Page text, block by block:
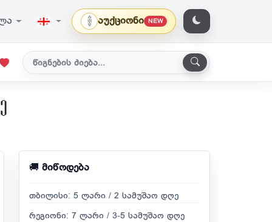
აუქციონი NEW
🚚 მიწოდება
თბილისი: 5 ლარი / 2 სამუშაო დღე
რეგიონი: 7 ლარი / 3-5 სამუშაო დღე